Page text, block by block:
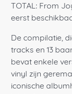
TOTAL: From
eerst
De compilatie,
tracks en 13
bevat enkele
vinyl zijn
iconische